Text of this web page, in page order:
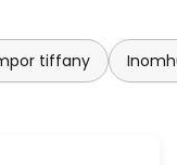
tiffany